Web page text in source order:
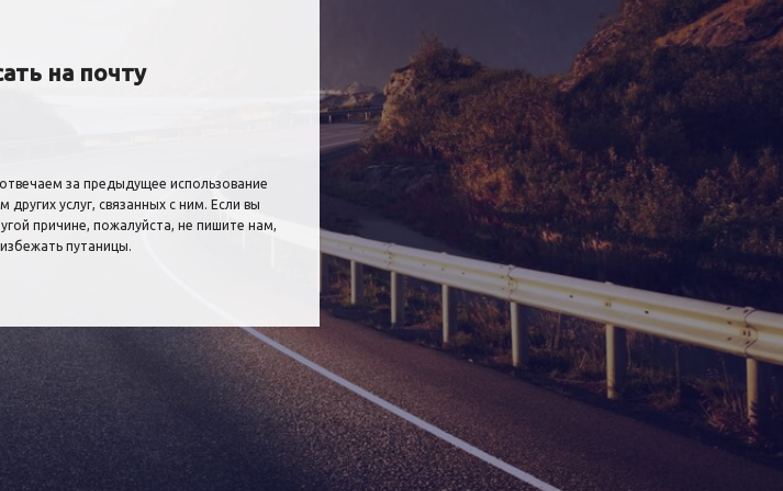
на почту
за предыдущее использование
услуг, связанных с ним. Если вы
причине, пожалуйста, не пишите нам,
путаницы.